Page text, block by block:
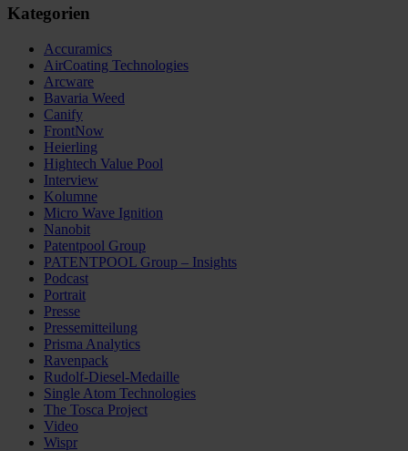
Kategorien
Accuramics
AirCoating Technologies
Arcware
Bavaria Weed
Canify
FrontNow
Heierling
Hightech Value Pool
Interview
Kolumne
Micro Wave Ignition
Nanobit
Patentpool Group
PATENTPOOL Group – Insights
Podcast
Portrait
Presse
Pressemitteilung
Prisma Analytics
Ravenpack
Rudolf-Diesel-Medaille
Single Atom Technologies
The Tosca Project
Video
Wispr